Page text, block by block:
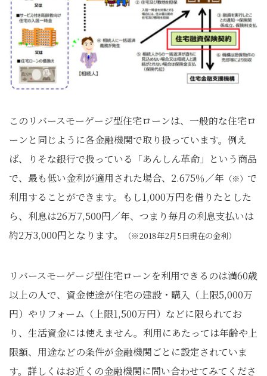
このリバースモーゲージ型住宅ローンは、一般的な住宅ロ
ーンと同じように各金融機関で取り扱っています。例え
ば、りそな銀行で扱っている「あんしん革命」という商品
で、最も低い金利が適用された場合、2.675％／年 （※） で
利用することができます。もし1,000万円を借りたとした
ら、利息は26万7,500円／年、つまり毎月の利息支払いは
約2万3,000円となります。
（※2018年2月5日現在の金利）
リバースモーゲージ型住宅ローンを利用できるのは満60歳
以上の人で、資金使途が住宅の建設・購入（上限5,000万
円）やリフォーム（上限1,500万円）などに限られてお
り、生活資金には使えません。利用にあたっては年齢や上
限額、用途などの条件が金融機関ごとに設定されていま
す。詳しくはお近くの金融機関に問い合わせてみてくださ